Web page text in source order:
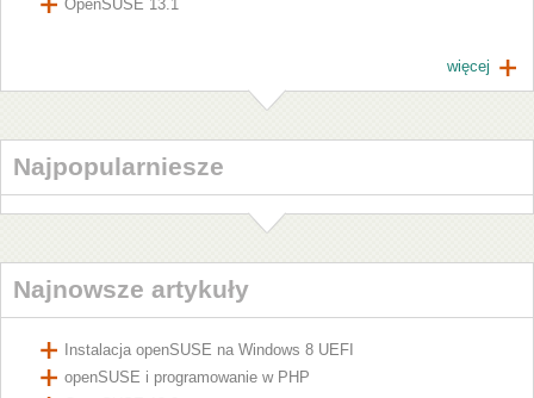
OpenSUSE 13.1
więcej
Najpopularniesze
Najnowsze artykuły
Instalacja openSUSE na Windows 8 UEFI
openSUSE i programowanie w PHP